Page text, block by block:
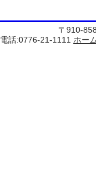
〒910-
電話:0776-21-1111 ホー